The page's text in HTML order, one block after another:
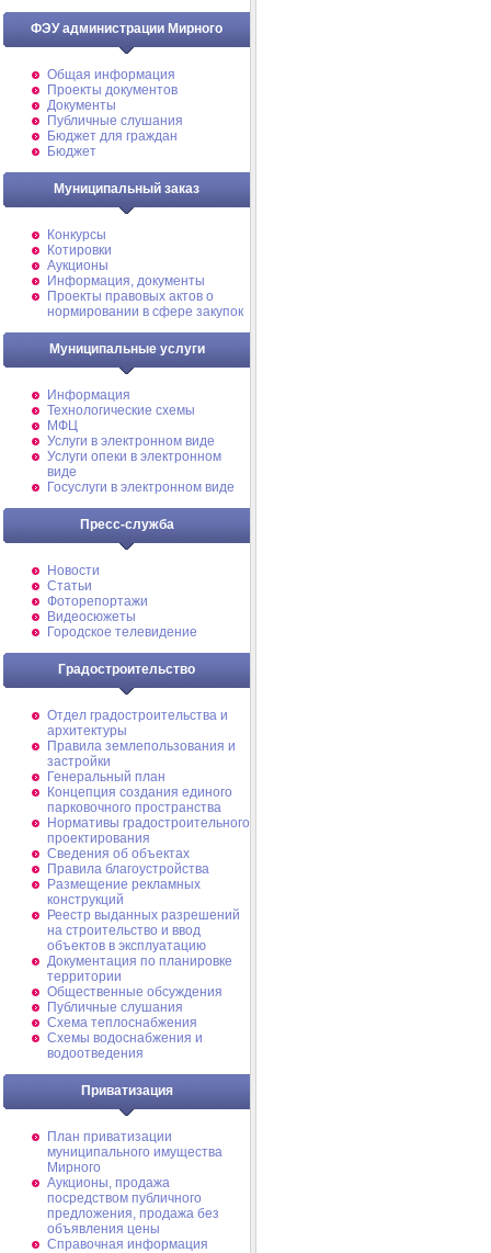
ФЭУ администрации Мирного
Общая информация
Проекты документов
Документы
Публичные слушания
Бюджет для граждан
Бюджет
Муниципальный заказ
Конкурсы
Котировки
Аукционы
Информация, документы
Проекты правовых актов о
нормировании в сфере закупок
Муниципальные услуги
Информация
Технологические схемы
МФЦ
Услуги в электронном виде
Услуги опеки в электронном
виде
Госуслуги в электронном виде
Пресс-служба
Новости
Статьи
Фоторепортажи
Видеосюжеты
Городское телевидение
Градостроительство
Отдел градостроительства и
архитектуры
Правила землепользования и
застройки
Генеральный план
Концепция создания единого
парковочного пространства
Нормативы градостроительного
проектирования
Сведения об объектах
Правила благоустройства
Размещение рекламных
конструкций
Реестр выданных разрешений
на строительство и ввод
объектов в эксплуатацию
Документация по планировке
территории
Общественные обсуждения
Публичные слушания
Схема теплоснабжения
Схемы водоснабжения и
водоотведения
Приватизация
План приватизации
муниципального имущества
Мирного
Аукционы, продажа
посредством публичного
предложения, продажа без
объявления цены
Справочная информация